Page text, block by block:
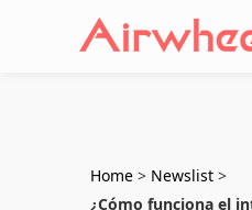
Home > Newslist >
¿Cómo funciona el